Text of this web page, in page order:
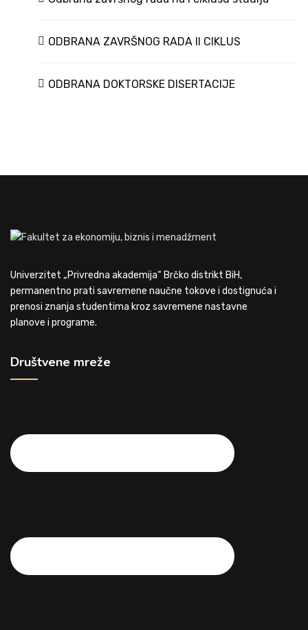
ODBRANA ZAVRŠNOG RADA II CIKLUS
ODBRANA DOKTORSKE DISERTACIJE
Univerzitet „Privredna akademija“ Brčko distrikt BiH,
permanentno prati savremene naučne tokove i dostignuća i
prenosi znanja studentima kroz savremene nastavne
planove i programe.
Društvene mreže